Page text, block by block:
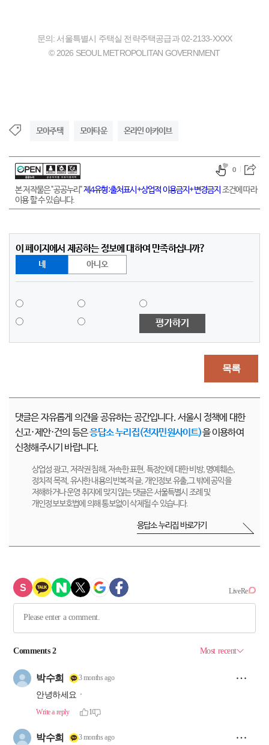
문의: 서울특별시 주택실 전략주택공급과 02-2133-XXXX
© 2026 SEOUL METROPOLITAN GOVERNMENT
모아주택 모아타운 온라인 아카이브
본 저작물은 "공공누리"제4유형:출처표시+상업적 이용금지+변경금지 조건에 따라
이용 할 수 있습니다.
0
이 페이지에서 제공하는 정보에 대하여 만족하십니까?
네 아니오
평가하기
목록
댓글은 자유롭게 의견을 공유하는 공간입니다. 서울시 정책에 대한
신고·제안·건의 등은응답소 누리집(전자민원사이트)을 이용하여
신청해주시기 바랍니다.
상업성 광고, 저작권 침해, 저속한 표현, 특정인에 대한 비방, 명예훼손,
정치적 목적, 유사한 내용의 반복적 글, 개인정보 유출,그 밖에 공익을
저해하거나 운영 취지에 맞지 않는 댓글은 서울특별시 조례 및
개인정보보호법에 의해 통보없이 삭제될 수 있습니다.
응답소 누리집 바로가기